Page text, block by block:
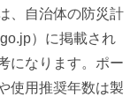
、自治体の防災計
）に掲載され
になります。ポー
使用推奨年数は製